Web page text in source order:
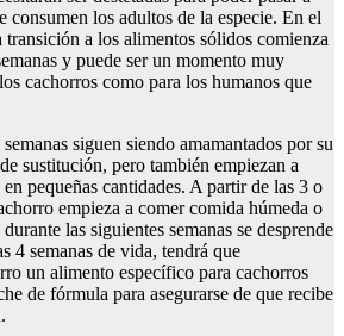
consumen los adultos de la especie. En el
transición a los alimentos sólidos comienza
y puede ser un momento muy
cachorros como para los humanos que
siguen siendo amamantados por su
sustitución, pero también empiezan a
pequeñas cantidades. A partir de las 3 o
empieza a comer comida húmeda o
las siguientes semanas se desprende
4 semanas de vida, tendrá que
un alimento específico para cachorros
de fórmula para asegurarse de que recibe